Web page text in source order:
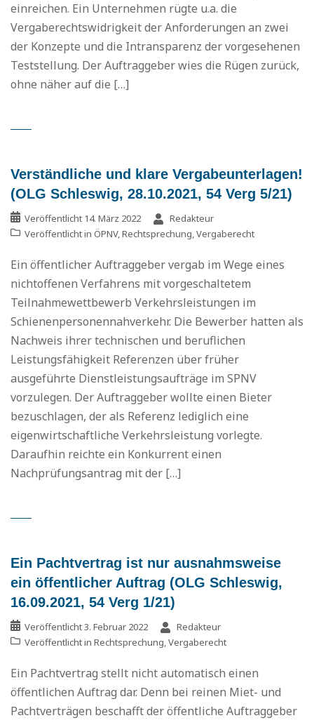
einreichen. Ein Unternehmen rügte u.a. die
Vergaberechtswidrigkeit der Anforderungen an zwei
der Konzepte und die Intransparenz der vorgesehenen
Teststellung. Der Auftraggeber wies die Rügen zurück,
ohne näher auf die […]
Verständliche und klare Vergabeunterlagen!
(OLG Schleswig, 28.10.2021, 54 Verg 5/21)
Veröffentlicht 14. März 2022
Redakteur
Veröffentlicht in ÖPNV,Rechtsprechung,Vergaberecht
Ein öffentlicher Auftraggeber vergab im Wege eines
nichtoffenen Verfahrens mit vorgeschaltetem
Teilnahmewettbewerb Verkehrsleistungen im
Schienenpersonennahverkehr. Die Bewerber hatten als
Nachweis ihrer technischen und beruflichen
Leistungsfähigkeit Referenzen über früher
ausgeführte Dienstleistungsaufträge im SPNV
vorzulegen. Der Auftraggeber wollte einen Bieter
bezuschlagen, der als Referenz lediglich eine
eigenwirtschaftliche Verkehrsleistung vorlegte.
Daraufhin reichte ein Konkurrent einen
Nachprüfungsantrag mit der […]
Ein Pachtvertrag ist nur ausnahmsweise
ein öffentlicher Auftrag (OLG Schleswig,
16.09.2021, 54 Verg 1/21)
Veröffentlicht3. Februar 2022
Redakteur
Veröffentlicht in Rechtsprechung,Vergaberecht
Ein Pachtvertrag stellt nicht automatisch einen
öffentlichen Auftrag dar. Denn bei reinen Miet- und
Pachtverträgen beschafft der öffentliche Auftraggeber